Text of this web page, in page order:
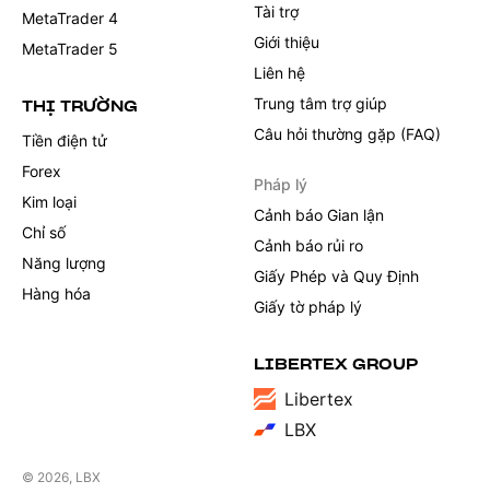
MetaTrader 4
MetaTrader 5
THỊ TRƯỜNG
Tiền điện tử
Forex
Kim loại
Chỉ số
Năng lượng
Hàng hóa
Tài trợ
Giới thiệu
Liên hệ
Trung tâm trợ giúp
Câu hỏi thường gặp (FAQ)
Pháp lý
Cảnh báo Gian lận
Cảnh báo rủi ro
Giấy Phép và Quy Định
Giấy tờ pháp lý
LIBERTEX GROUP
Libertex
LBX
© 2026, LBX